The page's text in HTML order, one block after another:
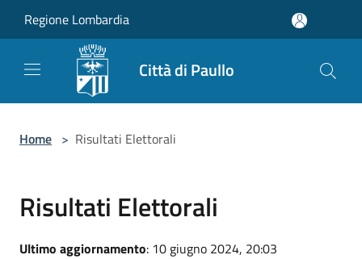
Regione Lombardia
Città di Paullo
Home > Risultati Elettorali
Risultati Elettorali
Ultimo aggiornamento: 10 giugno 2024, 20:03